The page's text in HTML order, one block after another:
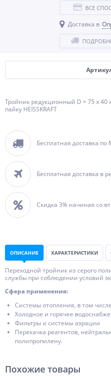
Тройник редукционный D = 75 х 40
пайку HEISSKRAFT
Бесплатная доставка по
Бесплатная доставка в
Скидка 3% начиная со
ВСЕ
Доставка в
ОПИСАНИЕ ХАРАКТЕРИСТИКИ
Переходной тройник из серого
службы при соблюдении условий
Сфера применения:
Системы отопления, в том
Холодное и горячее
Фильтры и системы аэрации
Перекачка реагентов,
полипропилену.
Похожие товары